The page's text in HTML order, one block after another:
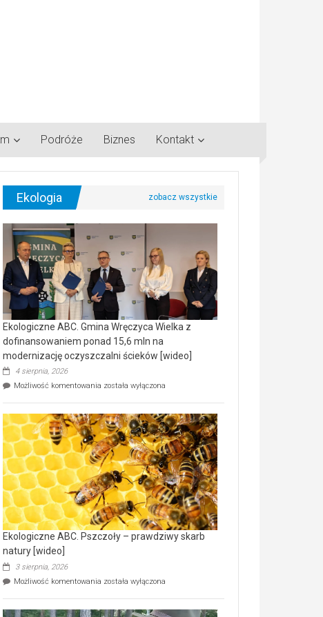
Podróże Biznes Kontakt
Ekologia
Ekologiczne ABC. Gmina Wręczyca Wielka z
dofinansowaniem ponad 15,6 mln na
modernizację oczyszczalni ścieków [wideo]
4 sierpnia, 2026
Możliwość komentowania Ekologiczne
Wręczyca
Wielka
z
dofinansowaniem
ponad
15,6
mln
na
modernizację
oczyszczalni
ścieków
[wideo]
została wyłączona
Ekologiczne ABC. Pszczoły – prawdziwy skarb
natury [wideo]
3 sierpnia, 2026
Możliwość komentowania Ekologiczne
–
została wyłączona